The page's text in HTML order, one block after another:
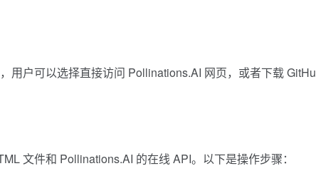
用户可以选择直接访问 Pollinations.AI 网页，或者下载
文件和 Pollinations.AI 的在线 API。以下是操作步骤：